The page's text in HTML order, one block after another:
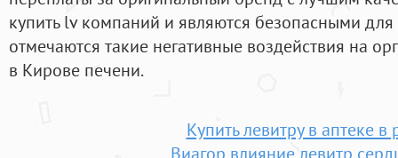
купить lv компаний и являются безопасными
отмечаются такие негативные воздействия на
в Кирове печени.
Купить левитру в аптеке в
Виагор влияние левитр